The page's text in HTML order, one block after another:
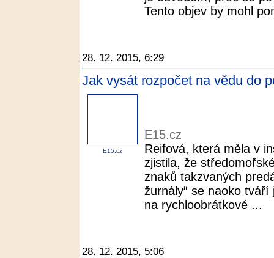
Tento objev by mohl
28. 12. 2015, 6:29
Jak vysát rozpočet na vědu do
E15.cz
E15.cz
Reifová, která měla v
zjistila, že
znaků takzvaných
žurnály“ se naoko
na rychloobrátkové ...
28. 12. 2015, 5:06